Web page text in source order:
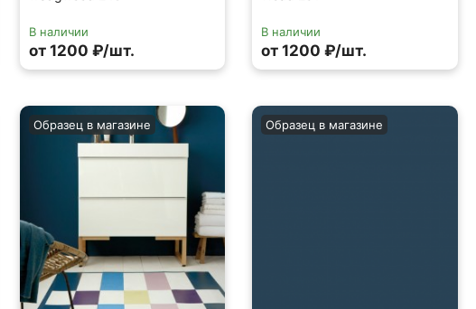
В наличии
от 1200 ₽/шт.
В наличии
от 1200 ₽/шт.
Образец в магазине Образец в магазине